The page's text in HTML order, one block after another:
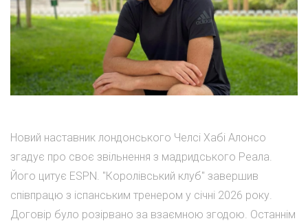
Новий наставник лондонського Челсі Хабі Алонсо
згадує про своє звільнення з мадридського Реала.
Його цитує ESPN. "Королівський клуб" завершив
співпрацю з іспанським тренером у січні 2026 року.
Договір було розірвано за взаємною згодою. Останнім